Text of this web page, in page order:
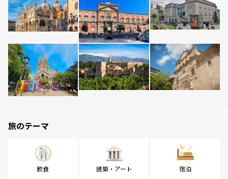
旅のテーマ
飲食 建築・アート 宿泊